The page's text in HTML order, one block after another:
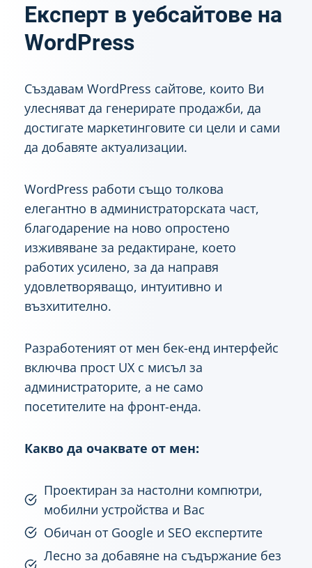
Експерт в уебсайтове на
WordPress
Създавам WordPress сайтове, които Ви
улесняват да генерирате продажби, да
достигате маркетинговите си цели и сами
да добавяте актуализации.
WordPress работи също толкова
елегантно в администраторската част,
благодарение на ново опростено
изживяване за редактиране, което
работих усилено, за да направя
удовлетворяващо, интуитивно и
възхитително.
Разработеният от мен бек-енд интерфейс
включва прост UX с мисъл за
администраторите, а не само
посетителите на фронт-енда.
Какво да очаквате от мен:
Проектиран за настолни компютри,
мобилни устройства и Вас
Обичан от Google и SEO експертите
Лесно за добавяне на съдържание без